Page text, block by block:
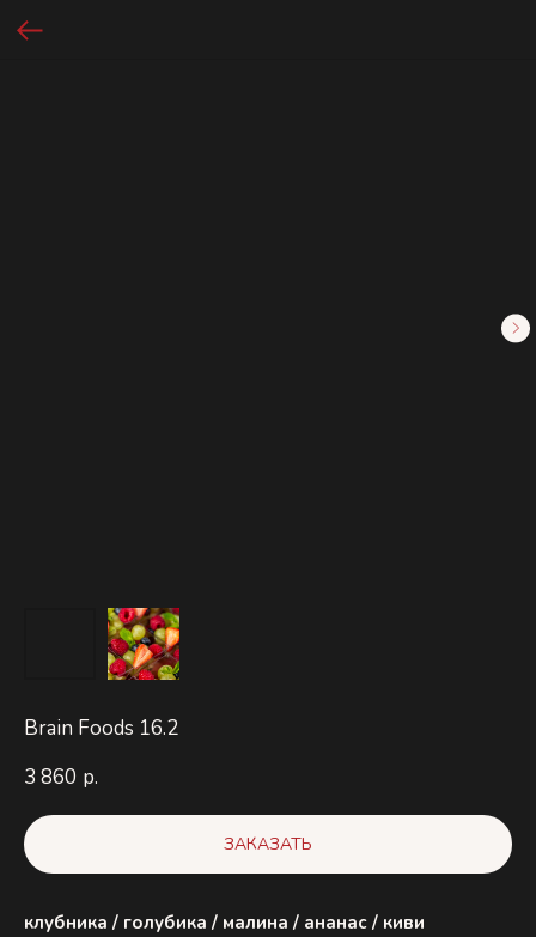
Brain Foods 16.2
3 860 р.
ЗАКАЗАТЬ
клубника / голубика / малина / ананас / киви